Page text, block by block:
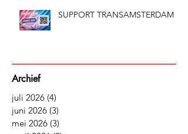
Archief
juli 2026 (4)4 posts
juni 2026 (3)